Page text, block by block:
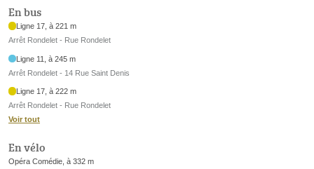
En bus
Ligne 17, à 221 m
Arrêt Rondelet - Rue Rondelet
Ligne 11, à 245 m
Arrêt Rondelet - 14 Rue Saint Denis
Ligne 17, à 222 m
Arrêt Rondelet - Rue Rondelet
Voir tout
En vélo
Opéra Comédie, à 332 m